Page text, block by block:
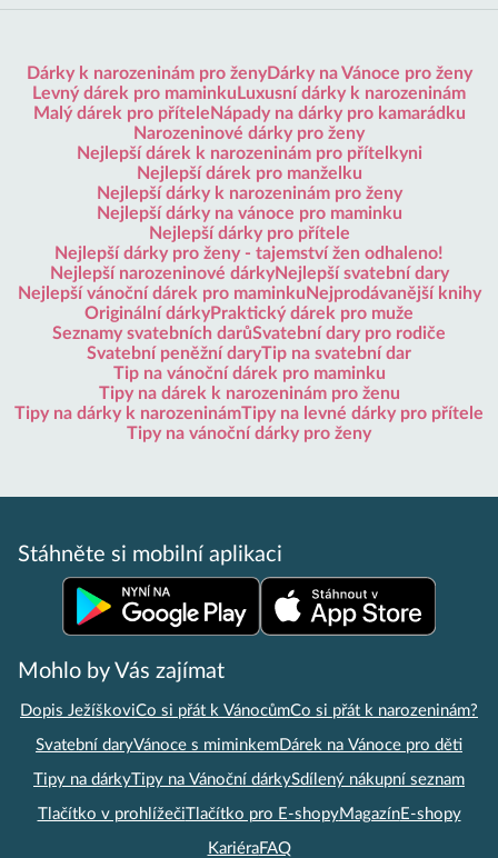
Dárky k narozeninám pro ženyDárky na Vánoce pro ženy
Levný dárek pro maminku Luxusní dárky k narozeninám
Malý dárek pro přítele Nápady na dárky pro kamarádku
Narozeninové dárky pro ženy
Nejlepší dárek k narozeninám pro přítelkyni
Nejlepší dárek pro manželku
Nejlepší dárky k narozeninám pro ženy
Nejlepší dárky na vánoce pro maminku
Nejlepší dárky pro přítele
Nejlepší dárky pro ženy - tajemství žen odhaleno!
Nejlepší narozeninové dárkyNejlepší svatební dary
Nejlepší vánoční dárek pro maminku Nejprodávanější knihy
Originální dárkyPraktický dárek pro muže
Seznamy svatebních darůSvatební dary pro rodiče
Svatební peněžní daryTip na svatební dar
Tip na vánoční dárek pro maminku
Tipy na dárek k narozeninám pro ženu
Tipy na dárky k narozeninámTipy na levné dárky pro přítele
Tipy na vánoční dárky pro ženy
Stáhněte si mobilní aplikaci
Mohlo by Vás zajímat
Dopis JežíškoviCo si přát k VánocůmCo si přát k narozeninám?
Svatební daryVánoce s miminkemDárek na Vánoce pro děti
Tipy na dárkyTipy na Vánoční dárkySdílený nákupní seznam
Tlačítko v prohlížečiTlačítko pro E-shopyMagazínE-shopy
KariéraFAQ